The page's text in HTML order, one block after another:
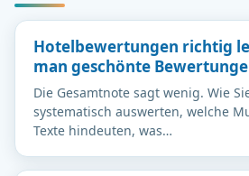
Hotelbewertungen richtig
man geschönte
Die Gesamtnote sagt wenig. Wie
systematisch auswerten, welche
Texte hindeuten, was…